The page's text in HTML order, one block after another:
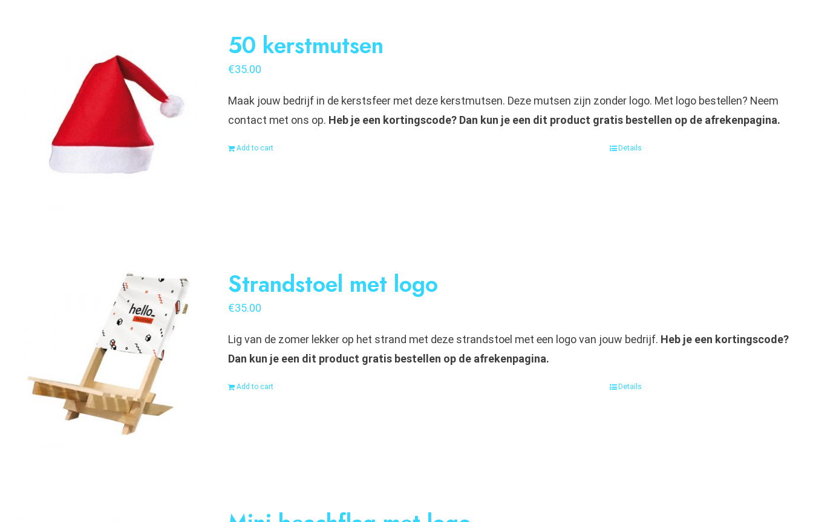
50 kerstmutsen
€35.00
Maak jouw bedrijf in de kerstsfeer met deze kerstmutsen. Deze mutsen zijn zonder logo. Met logo bestellen? Neem
contact met ons op. Heb je een kortingscode? Dan kun je een dit product gratis bestellen op de afrekenpagina.
Add to cart Details
Strandstoel met logo
€35.00
Lig van de zomer lekker op het strand met deze strandstoel met een logo van jouw bedrijf. Heb je een kortingscode?
Dan kun je een dit product gratis bestellen op de afrekenpagina.
Add to cart Details